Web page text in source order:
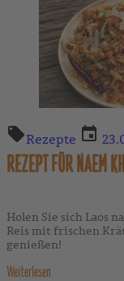
Rezepte
REZEPT FÜR NAEM
Holen Sie sich Laos
Reis mit frischen
genießen!
Weiterlesen